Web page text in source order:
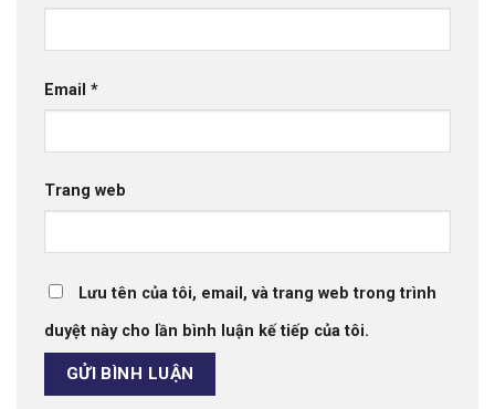
Email *
Trang web
Lưu tên của tôi, email, và trang web trong trình
duyệt này cho lần bình luận kế tiếp của tôi.